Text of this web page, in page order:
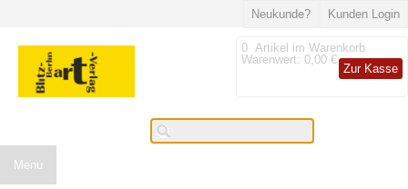
Kunden Login
Neukunde?
0 Artikel im Warenkorb
Warenwert: 0,00 €
Zur Kasse
Menu